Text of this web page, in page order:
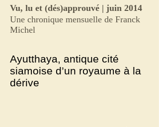
Vu, lu et (dés)approuvé | juin 2014
Une chronique mensuelle de Franck
Michel
Ayutthaya, antique cité
siamoise d’un royaume à la
dérive